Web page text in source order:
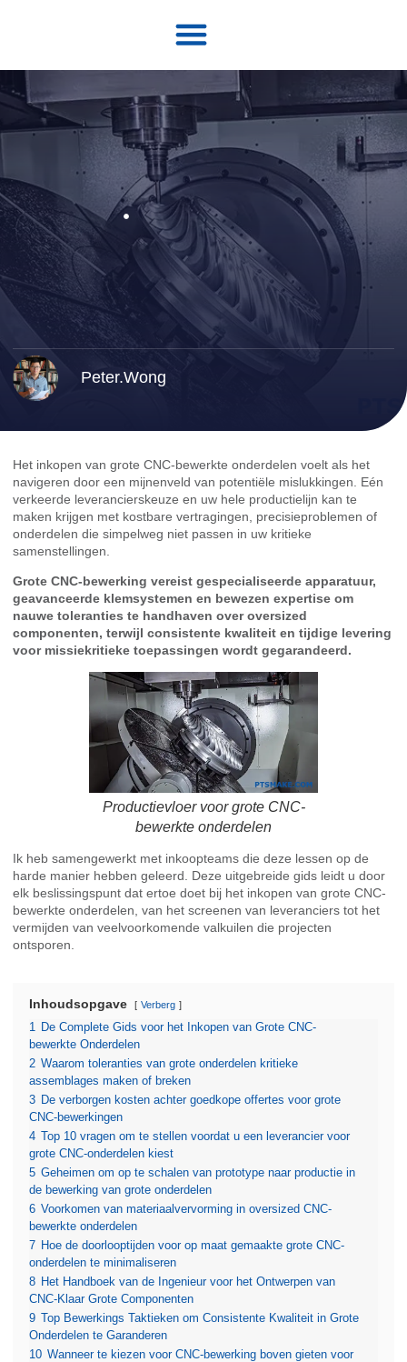
Peter.Wong
Het inkopen van grote CNC-bewerkte onderdelen voelt als het
navigeren door een mijnenveld van potentiële mislukkingen. Eén
verkeerde leverancierskeuze en uw hele productielijn kan te
maken krijgen met kostbare vertragingen, precisieproblemen of
onderdelen die simpelweg niet passen in uw kritieke
samenstellingen.
Grote CNC-bewerking vereist gespecialiseerde apparatuur,
geavanceerde klemsystemen en bewezen expertise om
nauwe toleranties te handhaven over oversized
componenten, terwijl consistente kwaliteit en tijdige levering
voor missiekritieke toepassingen wordt gegarandeerd.
Productievloer voor grote CNC-
bewerkte onderdelen
Ik heb samengewerkt met inkoopteams die deze lessen op de
harde manier hebben geleerd. Deze uitgebreide gids leidt u door
elk beslissingspunt dat ertoe doet bij het inkopen van grote CNC-
bewerkte onderdelen, van het screenen van leveranciers tot het
vermijden van veelvoorkomende valkuilen die projecten
ontsporen.
Inhoudsopgave Verberg
1 De Complete Gids voor het Inkopen van Grote CNC-
bewerkte Onderdelen
2 Waarom toleranties van grote onderdelen kritieke
assemblages maken of breken
3 De verborgen kosten achter goedkope offertes voor grote
CNC-bewerkingen
4
Top 10 vragen om te stellen voordat u een leverancier voor
grote CNC-onderdelen kiest
5 Geheimen om op te schalen van prototype naar productie in
de bewerking van grote onderdelen
6 Voorkomen van materiaalvervorming in oversized CNC-
bewerkte onderdelen
7 Hoe de doorlooptijden voor op maat gemaakte grote CNC-
onderdelen te minimaliseren
8 Het Handboek van de Ingenieur voor het Ontwerpen van
CNC-Klaar Grote Componenten
9
Top Bewerkings Taktieken om Consistente Kwaliteit in Grote
Onderdelen te Garanderen
10 Wanneer te kiezen voor CNC-bewerking boven gieten voor